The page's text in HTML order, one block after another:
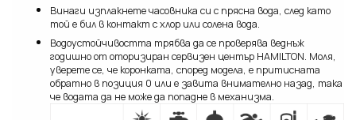
Винаги изплакнете часовника си с прясна вода, след като
той е бил в контакт с хлор или солена вода.
Водоустойчивостта трябва да се проверява веднъж
годишно от оторизиран сервизен център HAMILTON. Моля,
уверете се, че коронката, според модела, е притисната
обратно в позиция 0 или е завита внимателно назад, така
че водата да не може да попадне в механизма.